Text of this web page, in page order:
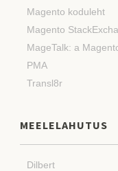
Magento koduleht
Magento
MageTalk: a
PMA
Transl8r
MEELELAHUTUS
Dilbert